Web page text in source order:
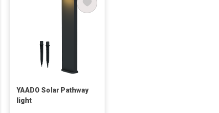
YAADO Solar Pathway
light